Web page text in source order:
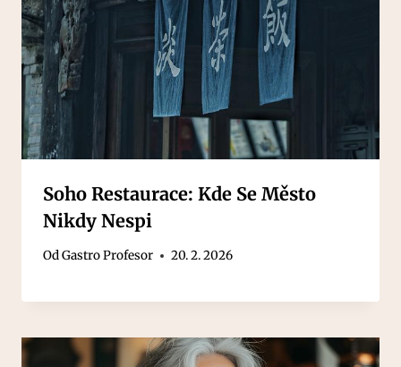
Soho Restaurace: Kde Se Město
Nikdy Nespi
OdGastro Profesor 20. 2. 2026